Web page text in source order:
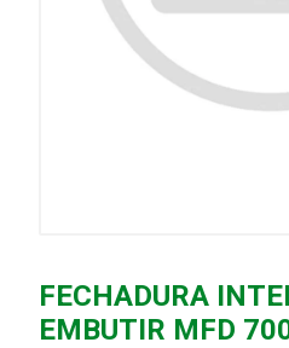
FECHADURA
EMBUTIR MFD